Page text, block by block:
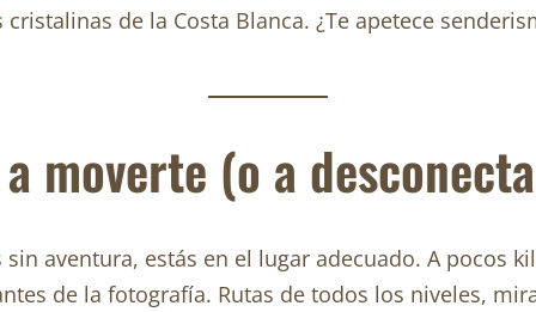
de la Costa Blanca. ¿Te apetece
moverte (o a
aventura, estás en el lugar adecuado. A pocos
de la fotografía. Rutas de todos los niveles,